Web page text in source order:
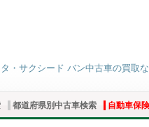
タ・サクシード バン中古車の買取
都道府県別中古車検索 自動車保険